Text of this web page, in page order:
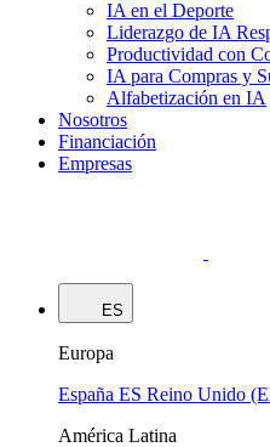
IA en el Deporte
Liderazgo de IA
Productividad con
IA para Compras y
Alfabetización en IA
Nosotros
Financiación
Empresas
ES
Europa
España ES Reino Unido
América Latina